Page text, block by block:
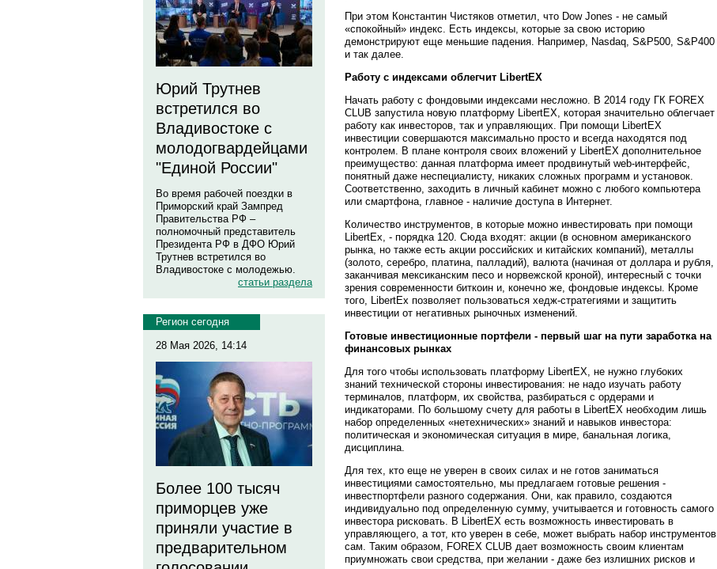
Юрий Трутнев
встретился во
Владивостоке с
молодогвардейцами
"Единой России"
Во время рабочей поездки в
Приморский край Зампред
Правительства РФ –
полномочный представитель
Президента РФ в ДФО Юрий
Трутнев встретился во
Владивостоке с молодежью.
статьи раздела
Регион сегодня
28 Мая 2026, 14:14
Более 100 тысяч
приморцев уже
приняли участие в
предварительном
При этом Константин Чистяков отметил, что Dow Jones - не самый
«спокойный» индекс. Есть индексы, которые за свою историю
демонстрируют еще меньшие падения. Например, Nasdaq, S&P500, S&P400
и так далее.
Работу с индексами облегчит LibertEX
Начать работу с фондовыми индексами несложно. В 2014 году ГК FOREX
CLUB запустила новую платформу LibertEX, которая значительно облегчает
работу как инвесторов, так и управляющих. При помощи LibertEX
инвестиции совершаются максимально просто и всегда находятся под
контролем. В плане контроля своих вложений у LibertEX дополнительное
преимущество: данная платформа имеет продвинутый web-интерфейс,
понятный даже неспециалисту, никаких сложных программ и установок.
Соответственно, заходить в личный кабинет можно с любого компьютера
или смартфона, главное - наличие доступа в Интернет.
Количество инструментов, в которые можно инвестировать при помощи
LibertEx, - порядка 120. Сюда входят: акции (в основном американского
рынка, но также есть акции российских и китайских компаний), металлы
(золото, серебро, платина, палладий), валюта (начиная от доллара и рубля,
заканчивая мексиканским песо и норвежской кроной), интересный с точки
зрения современности биткоин и, конечно же, фондовые индексы. Кроме
того, LibertEx позволяет пользоваться хедж-стратегиями и защитить
инвестиции от негативных рыночных изменений.
Готовые инвестиционные портфели - первый шаг на пути заработка на
финансовых рынках
Для того чтобы использовать платформу LibertEX, не нужно глубоких
знаний технической стороны инвестирования: не надо изучать работу
терминалов, платформ, их свойства, разбираться с ордерами и
индикаторами. По большому счету для работы в LibertEX необходим лишь
набор определенных «нетехнических» знаний и навыков инвестора:
политическая и экономическая ситуация в мире, банальная логика,
дисциплина.
Для тех, кто еще не уверен в своих силах и не готов заниматься
инвестициями самостоятельно, мы предлагаем готовые решения -
инвестпортфели разного содержания. Они, как правило, создаются
индивидуально под определенную сумму, учитывается и готовность самого
инвестора рисковать. В LibertEX есть возможность инвестировать в
управляющего, а тот, кто уверен в себе, может выбрать набор инструментов
сам. Таким образом, FOREX CLUB дает возможность своим клиентам
приумножать свои средства, при желании - даже без излишних рисков и